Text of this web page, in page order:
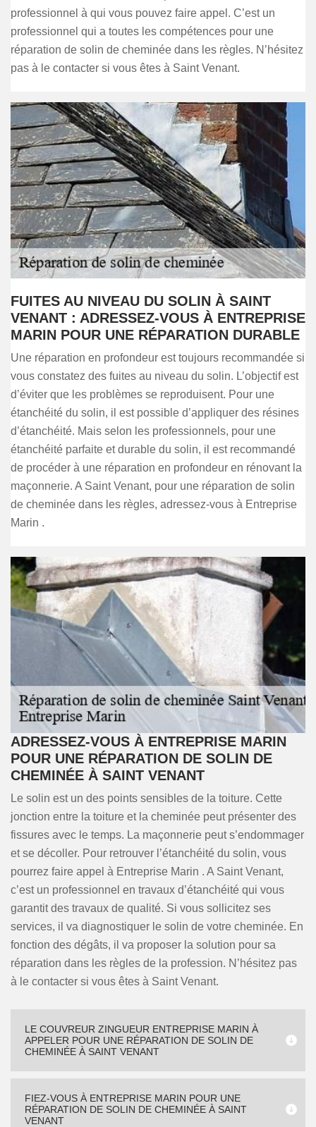
professionnel à qui vous pouvez faire appel. C’est un
professionnel qui a toutes les compétences pour une
réparation de solin de cheminée dans les règles. N’hésitez
pas à le contacter si vous êtes à Saint Venant.
FUITES AU NIVEAU DU SOLIN À SAINT
VENANT : ADRESSEZ-VOUS À ENTREPRISE
MARIN POUR UNE RÉPARATION DURABLE
Une réparation en profondeur est toujours recommandée si
vous constatez des fuites au niveau du solin. L’objectif est
d’éviter que les problèmes se reproduisent. Pour une
étanchéité du solin, il est possible d’appliquer des résines
d’étanchéité. Mais selon les professionnels, pour une
étanchéité parfaite et durable du solin, il est recommandé
de procéder à une réparation en profondeur en rénovant la
maçonnerie. A Saint Venant, pour une réparation de solin
de cheminée dans les règles, adressez-vous à Entreprise
Marin .
ADRESSEZ-VOUS À ENTREPRISE MARIN
POUR UNE RÉPARATION DE SOLIN DE
CHEMINÉE À SAINT VENANT
Le solin est un des points sensibles de la toiture. Cette
jonction entre la toiture et la cheminée peut présenter des
fissures avec le temps. La maçonnerie peut s’endommager
et se décoller. Pour retrouver l’étanchéité du solin, vous
pourrez faire appel à Entreprise Marin . A Saint Venant,
c’est un professionnel en travaux d’étanchéité qui vous
garantit des travaux de qualité. Si vous sollicitez ses
services, il va diagnostiquer le solin de votre cheminée. En
fonction des dégâts, il va proposer la solution pour sa
réparation dans les règles de la profession. N’hésitez pas
à le contacter si vous êtes à Saint Venant.
LE COUVREUR ZINGUEUR ENTREPRISE MARIN À
APPELER POUR UNE RÉPARATION DE SOLIN DE
CHEMINÉE À SAINT VENANT
FIEZ-VOUS À ENTREPRISE MARIN POUR UNE
RÉPARATION DE SOLIN DE CHEMINÉE À SAINT
VENANT